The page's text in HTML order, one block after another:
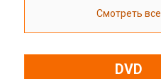
Смотреть все
DVD